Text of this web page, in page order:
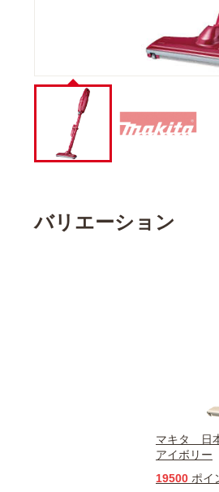
バリエーション
マキタ 日
アイボリー
19500 ポイ